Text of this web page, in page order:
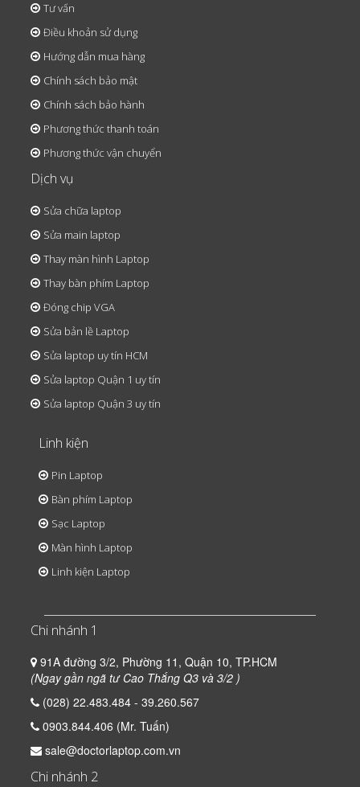
Tư vấn
Điều khoản sử dụng
Hướng dẫn mua hàng
Chính sách bảo mật
Chính sách bảo hành
Phương thức thanh toán
Phương thức vận chuyển
Dịch vụ
Sửa chữa laptop
Sửa main laptop
Thay màn hình Laptop
Thay bàn phím Laptop
Đóng chip VGA
Sửa bản lề Laptop
Sửa laptop uy tín HCM
Sửa laptop Quận 1 uy tín
Sửa laptop Quận 3 uy tín
Linh kiện
Pin Laptop
Bàn phím Laptop
Sạc Laptop
Màn hình Laptop
Linh kiện Laptop
Chi nhánh 1
91A đường 3/2, Phường 11, Quận 10, TP.HCM
(Ngay gần ngã tư Cao Thắng Q3 và 3/2 )
(028) 22.483.484 - 39.260.567
0903.844.406 (Mr. Tuấn)
sale@doctorlaptop.com.vn
Chi nhánh 2